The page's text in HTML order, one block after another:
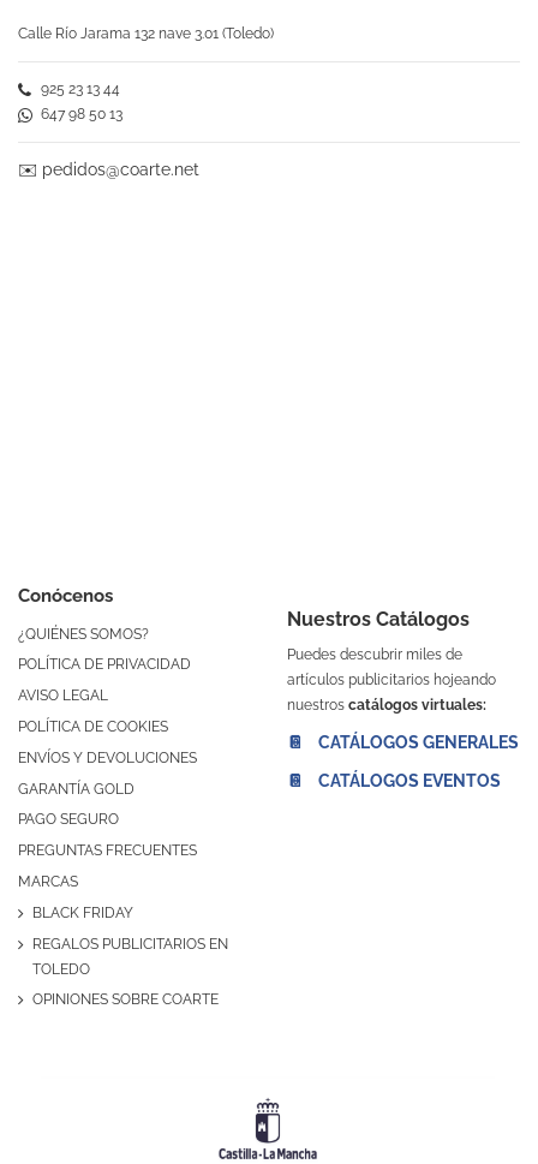
Conócenos
¿QUIÉNES SOMOS?
POLÍTICA DE PRIVACIDAD
AVISO LEGAL
POLÍTICA DE COOKIES
ENVÍOS Y DEVOLUCIONES
GARANTÍA GOLD
PAGO SEGURO
PREGUNTAS FRECUENTES
MARCAS
BLACK FRIDAY
REGALOS PUBLICITARIOS EN
TOLEDO
OPINIONES SOBRE COARTE
Nuestros Catálogos
Puedes descubrir miles de
artículos publicitarios hojeando
nuestros catálogos virtuales:
📔 CATÁLOGOS GENERALES
📔 CATÁLOGOS EVENTOS
Calle Río Jarama 132 nave 3.01 (Toledo)
925 23 13 44
647 98 50 13
✉️ pedidos@coarte.net